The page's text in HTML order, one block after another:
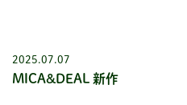
2025.07.07
MICA&DEAL 新作